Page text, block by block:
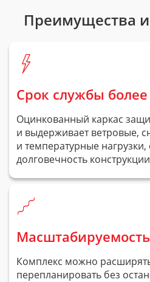
Преимущества
Срок службы более
Оцинкованный каркас
и выдерживает ветровые,
и температурные
долговечность
Комплекс можно
перепланировать без